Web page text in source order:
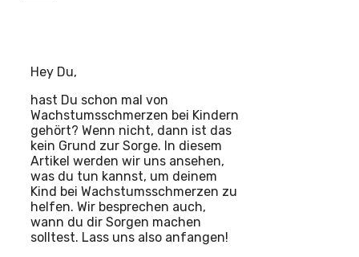
Hey Du,
hast Du schon mal von
Wachstumsschmerzen bei Kindern
gehört? Wenn nicht, dann ist das
kein Grund zur Sorge. In diesem
Artikel werden wir uns ansehen,
was du tun kannst, um deinem
Kind bei Wachstumsschmerzen zu
helfen. Wir besprechen auch,
wann du dir Sorgen machen
solltest. Lass uns also anfangen!